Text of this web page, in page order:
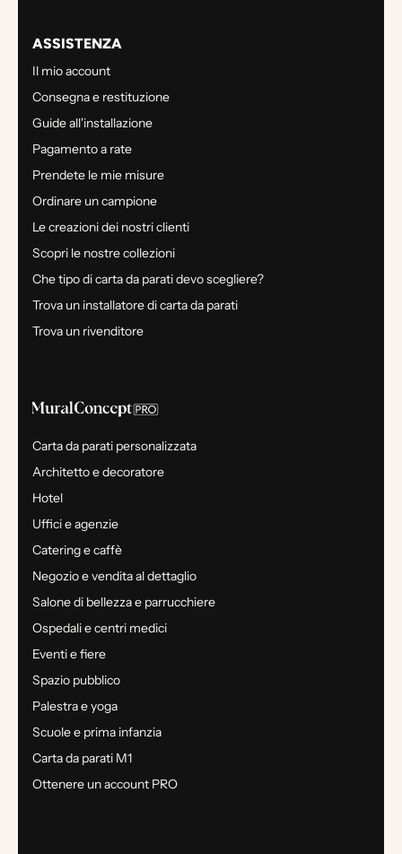
ASSISTENZA
Il mio account
Consegna e restituzione
Guide all'installazione
Pagamento a rate
Prendete le mie misure
Ordinare un campione
Le creazioni dei nostri clienti
Scopri le nostre collezioni
Che tipo di carta da parati devo scegliere?
Trova un installatore di carta da parati
Trova un rivenditore
Carta da parati personalizzata
Architetto e decoratore
Hotel
Uffici e agenzie
Catering e caffè
Negozio e vendita al dettaglio
Salone di bellezza e parrucchiere
Ospedali e centri medici
Eventi e fiere
Spazio pubblico
Palestra e yoga
Scuole e prima infanzia
Carta da parati M1
Ottenere un account PRO